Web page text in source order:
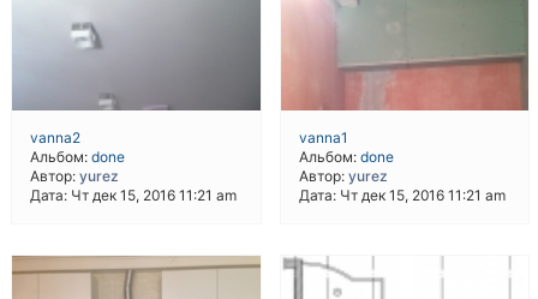
vanna2
Альбом: done
Автор: yurez
Дата: Чт дек 15, 2016 11:21 am
vanna1
Альбом: done
Автор: yurez
Дата: Чт дек 15, 2016 11:21 am